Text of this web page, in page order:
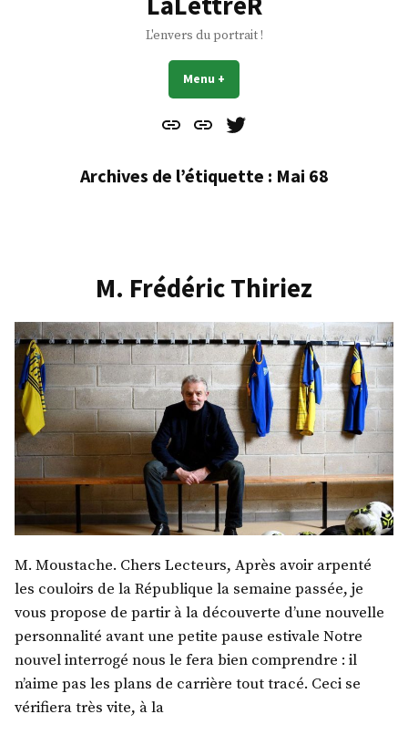
L'envers du portrait !
Menu +
Contact
À
Mes
Archives de l’étiquette : Mai 68
M. Frédéric Thiriez
M. Moustache. Chers Lecteurs, Après avoir arpenté
les couloirs de la République la semaine passée, je
vous propose de partir à la découverte d’une nouvelle
personnalité avant une petite pause estivale Notre
nouvel interrogé nous le fera bien comprendre : il
n’aime pas les plans de carrière tout tracé. Ceci se
vérifiera très vite, à la